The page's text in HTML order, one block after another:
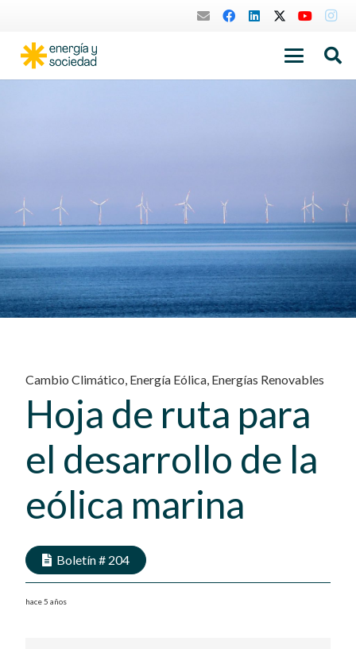
Cambio Climático, Energía Eólica, Energías Renovables
Hoja de ruta para
el desarrollo de la
eólica marina
Boletín # 204
hace 5 años